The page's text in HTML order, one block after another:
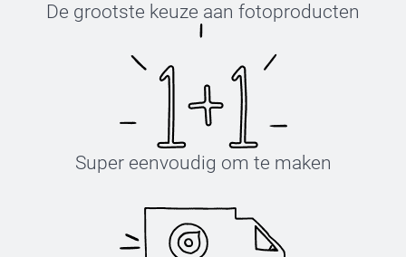
De grootste keuze aan fotoproducten
Super eenvoudig om te maken